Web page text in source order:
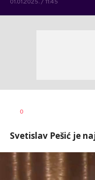
01.01.2025. / 11:45
AUTOR
0
Svetislav Pešić je